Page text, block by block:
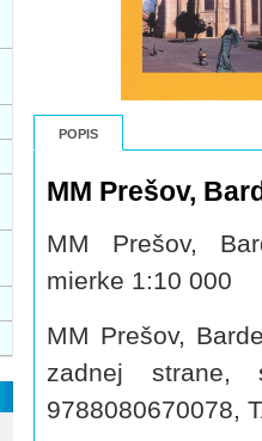
POPIS
MM Prešov,
MM Prešov,
mierke 1:10 000
MM Prešov,
zadnej strane,
9788080670078,